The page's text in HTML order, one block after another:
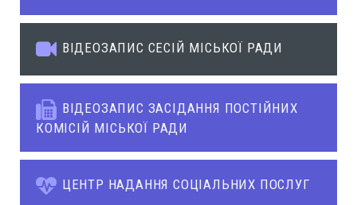
ВІДЕОЗАПИС СЕСІЙ МІСЬКОЇ РАДИ
ВІДЕОЗАПИС ЗАСІДАННЯ ПОСТІЙНИХ
КОМІСІЙ МІСЬКОЇ РАДИ
ЦЕНТР НАДАННЯ СОЦІАЛЬНИХ ПОСЛУГ